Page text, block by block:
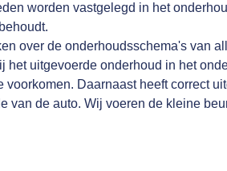
worden vastgelegd in het
over de onderhoudsschema's van
het uitgevoerde onderhoud in het
voorkomen. Daarnaast heeft correct
van de auto. Wij voeren de kleine